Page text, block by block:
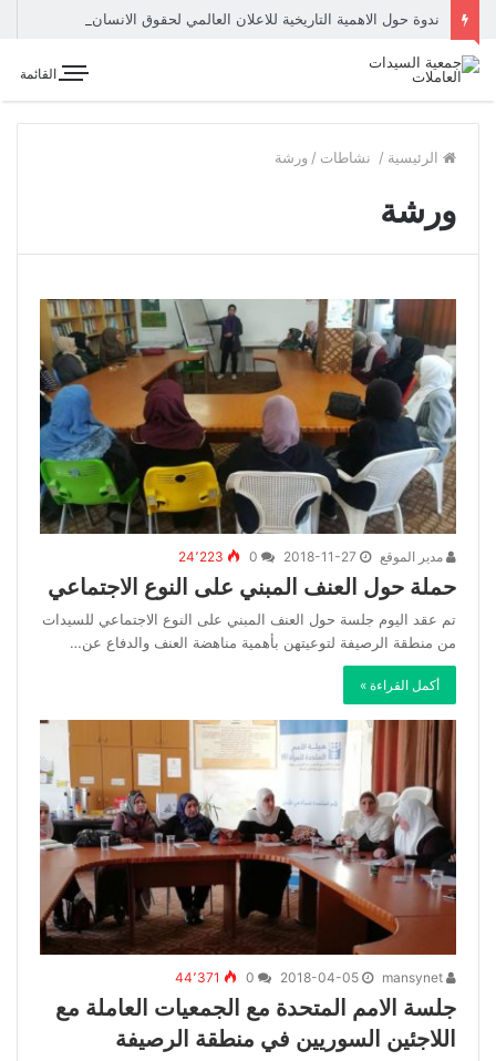
ندوة حول الاهمية التاريخية للاعلان العالمي لحقوق الانسان
القائمة
الرئيسية / نشاطات / ورشة
ورشة
مدير الموقع 2018-11-27 24٬223
حملة حول العنف المبني على النوع الاجتماعي
تم عقد اليوم جلسة حول العنف المبني على النوع الاجتماعي للسيدات
من منطقة الرصيفة لتوعيتهن بأهمية مناهضة العنف والدفاع عن…
أكمل القراءة »
2018-04-05 44٬371
جلسة الامم المتحدة مع الجمعيات العاملة مع
اللاجئين السوريين في منطقة الرصيفة